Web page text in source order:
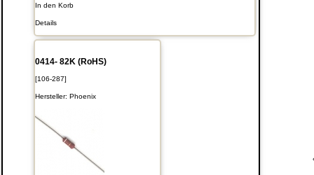
In den Korb
Details
0414- 82K (RoHS)
[106-287]
Hersteller: Phoenix